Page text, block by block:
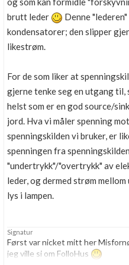
brutt leder
Denne
kondensatorer; den slipper
likestrøm.
For de som liker at
gjerne tenke seg en utgang til,
helst som er en god source/
jord. Hva vi måler spenning
spenningskilden vi bruker, er
spenningen fra
"undertrykk"/"overtrykk" av
leder, og dermed strøm
lys i lampen.
Signatur
Først var nicket mitt her
jeg ville si om FolloHus